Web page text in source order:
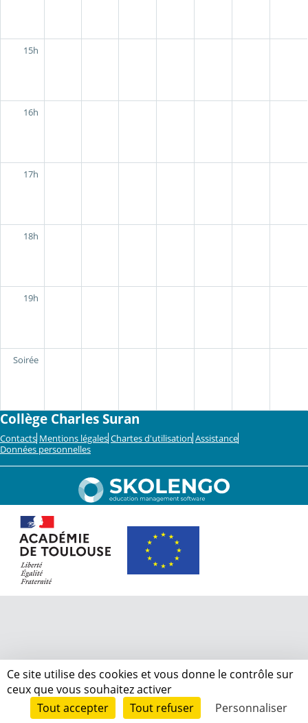
15h
16h
17h
18h
19h
Soirée
Collège Charles Suran
Contacts Mentions légales Chartes d'utilisation Assistance
Données personnelles
Ce site utilise des cookies et vous donne le contrôle sur
ceux que vous souhaitez activer
Tout accepter
Tout refuser Personnaliser